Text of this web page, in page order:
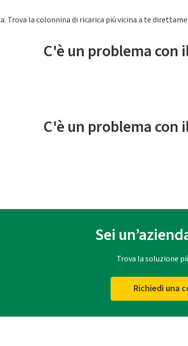
la colonnina di ricarica piú vicina a te
C'è un problema con
C'è un problema con
Sei
Trova la soluzione
Richiedi una